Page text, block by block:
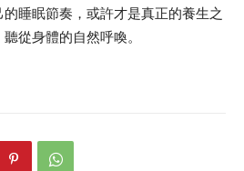
睡眠節奏，或許才是真正的養生之
從身體的自然呼喚。